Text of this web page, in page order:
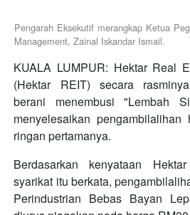
Pengarah Eksekutif merangkap Ketua
Management, Zainal Iskandar Ismail.
KUALA LUMPUR: Hektar Real
(Hektar REIT) secara
berani menembusi "Lembah
menyelesaikan pengambilalihan
ringan pertamanya.
Berdasarkan kenyataan
syarikat itu berkata,
Perindustrian Bebas Bayan